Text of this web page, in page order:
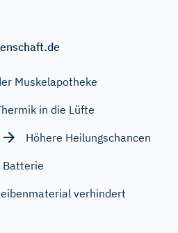
Muskelapotheke
in die Lüfte
Höhere Heilungschancen
Batterie
verhindert